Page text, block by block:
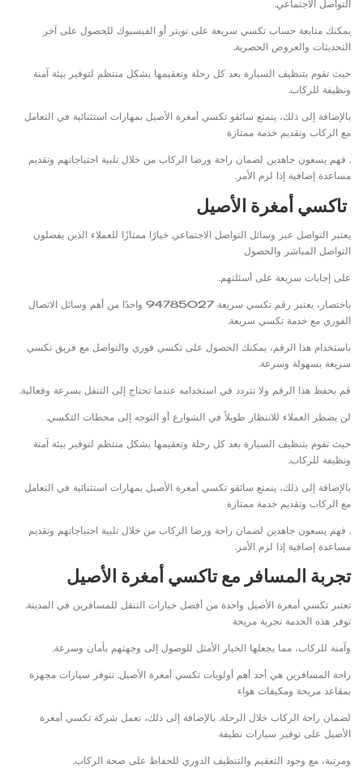
التواصل الاجتماعي.
يمكنك متابعة حساب تكسي سريعة على تويتر أو الفيسبوك للحصول على آخر
التحديثات والعروض الحصرية.
حيث تقوم بتنظيف السيارة بعد كل رحلة وتعقيمها بشكل منتظم لتوفير بيئة آمنة
ونظيفة للركاب.
بالإضافة إلى ذلك، يتمتع سائقو تكسي أمغرة الأصيل بمهارات استثنائية في التعامل
مع الركاب وتقديم خدمة ممتازة
. فهم يسعون جاهدين لضمان راحة ورضا الركاب من خلال تلبية احتياجاتهم وتقديم
مساعدة إضافية إذا لزم الأمر.
تاكسي أمغرة الأصيل
يعتبر التواصل عبر وسائل التواصل الاجتماعي خيارًا ممتازًا للعملاء الذين يفضلون
التواصل المباشر والحصول
على إجابات سريعة على أسئلتهم.
باختصار، يعتبر رقم تكسي سريعة 94785027 واحدًا من أهم وسائل الاتصال
الفوري مع خدمة تكسي سريعة.
باستخدام هذا الرقم، يمكنك الحصول على تكسي فوري والتواصل مع فريق تكسي
سريعة بسهولة وسرعة.
قم بحفظ هذا الرقم ولا تتردد في استخدامه عندما تحتاج إلى التنقل بسرعة وفعالية.
لن يضطر العملاء للانتظار طويلاً في الشوارع أو التوجه إلى محطات التكسي.
حيث تقوم بتنظيف السيارة بعد كل رحلة وتعقيمها بشكل منتظم لتوفير بيئة آمنة
ونظيفة للركاب.
بالإضافة إلى ذلك، يتمتع سائقو تكسي أمغرة الأصيل بمهارات استثنائية في التعامل
مع الركاب وتقديم خدمة ممتازة
. فهم يسعون جاهدين لضمان راحة ورضا الركاب من خلال تلبية احتياجاتهم وتقديم
مساعدة إضافية إذا لزم الأمر.
تجربة المسافر مع تاكسي أمغرة الأصيل
تعتبر تكسي أمغرة الأصيل واحدة من أفضل خيارات التنقل للمسافرين في المدينة.
توفر هذه الخدمة تجربة مريحة
وآمنة للركاب، مما يجعلها الخيار الأمثل للوصول إلى وجهتهم بأمان وسرعة.
راحة المسافرين هي أحد أهم أولويات تكسي أمغرة الأصيل. تتوفر سيارات مجهزة
بمقاعد مريحة ومكيفات هواء
لضمان راحة الركاب خلال الرحلة. بالإضافة إلى ذلك، تعمل شركة تكسي أمغرة
الأصيل على توفير سيارات نظيفة
ومرتبة، مع وجود التعقيم والتنظيف الدوري للحفاظ على صحة الركاب.